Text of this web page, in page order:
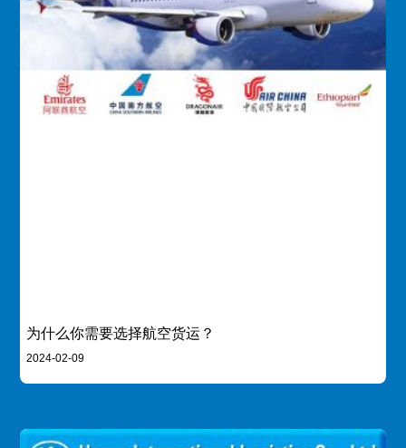
为什么你需要选择航空货运？
2024-02-09